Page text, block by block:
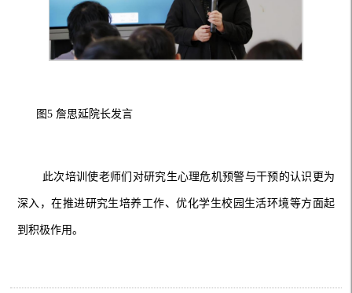
图5 詹思延院长发言
此次培训使老师们对研究生心理危机预警与干预的认识更为
深入，在推进研究生培养工作、优化学生校园生活环境等方面起
到积极作用。